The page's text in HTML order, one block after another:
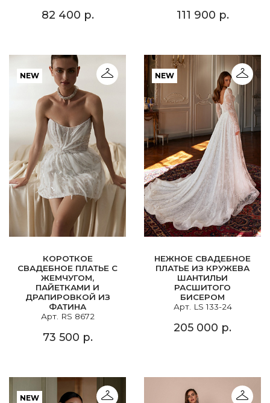
82 400 р. 111 900 р.
NEW
КОРОТКОЕ
СВАДЕБНОЕ ПЛАТЬЕ С
ЖЕМЧУГОМ,
ПАЙЕТКАМИ И
ДРАПИРОВКОЙ ИЗ
ФАТИНА
Арт. RS 8672
73 500 р.
NEW
НЕЖНОЕ СВАДЕБНОЕ
ПЛАТЬЕ ИЗ КРУЖЕВА
ШАНТИЛЬИ
РАСШИТОГО
БИСЕРОМ
Арт. LS 133-24
205 000 р.
NEW